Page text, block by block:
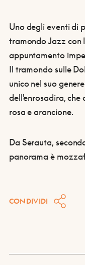
Uno degli eventi di
tramondo Jazz con
appuntamento
Il tramondo sulle
unico nel suo
dell'enrosadira,
rosa e arancione.
Da Serauta,
panorama è
CONDIVIDI